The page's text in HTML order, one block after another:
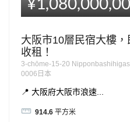
大阪市10層民宿大樓
收租！
3-chōme-15-20
0006日本
📍 大阪府大阪市浪速...
914.6 平方米